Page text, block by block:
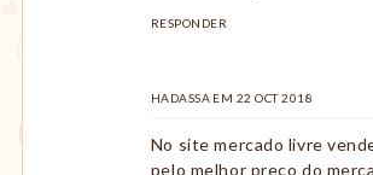
RESPONDER
HADASSA COMENTOU
EM 22 OCT 2018
No site mercado livre
pelo melhor preço do